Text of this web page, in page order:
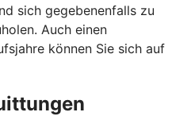
sich gegebenenfalls zu
Auch einen
können Sie sich auf